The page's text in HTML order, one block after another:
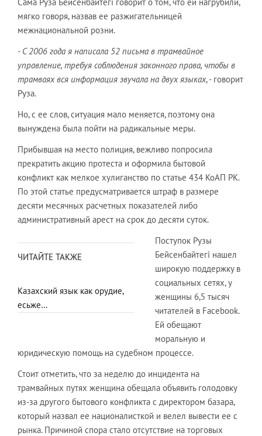
мягко говоря, назвав ее разжигательницей
межнациональной розни.
- С 2006 года я написала 52 письма в трамвайное
управление, требуя соблюдения законного права, чтобы в
трамваях вся информация звучала на двух языках, - говорит
Руза.
Но, с ее слов, ситуация мало меняется, поэтому она
вынуждена была пойти на радикальные меры.
Прибывшая на место полиция, вежливо попросила
прекратить акцию протеста и оформила бытовой
конфликт как мелкое хулиганство по статье 434 КоАП РК.
По этой статье предусматривается штраф в размере
десяти месячных расчетных показателей либо
административный арест на срок до десяти суток.
ЧИТАЙТЕ ТАКЖЕ
Казахский язык как орудие,
есьже…
Поступок Рузы
Бейсенбайтегi нашел
широкую поддержку в
социальных сетях, у
женщины 6,5 тысяч
читателей в Facebook.
Ей обещают
моральную и
юридическую помощь на судебном процессе.
Стоит отметить, что за неделю до инцидента на
трамвайных путях женщина обещала объявить голодовку
из-за другого бытового конфликта с директором базара,
который назвал ее националисткой и велел вывести ее с
рынка. Причиной спора стало отсутствие на торговых